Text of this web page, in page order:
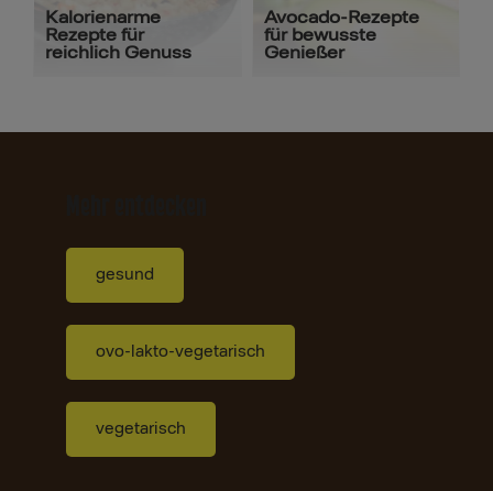
Kalorienarme
Rezepte für
reichlich Genuss
Avocado-Rezepte
für bewusste
Genießer
gesund
ovo-lakto-vegetarisch
vegetarisch